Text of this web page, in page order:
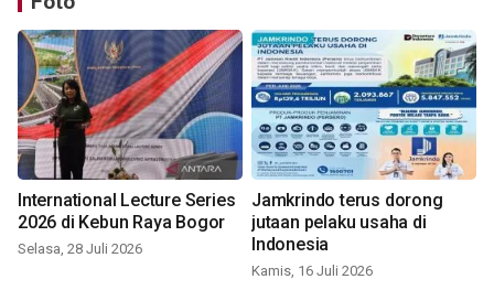
International Lecture Series
2026 di Kebun Raya Bogor
Selasa, 28 Juli 2026
Jamkrindo terus dorong
jutaan pelaku usaha di
Indonesia
Kamis, 16 Juli 2026